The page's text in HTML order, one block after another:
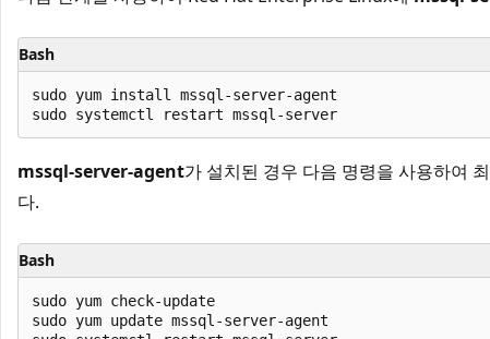
Bash
sudo yum install mssql-server-agent
mssql-server-agent가 설치된 경우 다음 명령을 사용하여
다.
Bash
sudo yum check-update
sudo yum update mssql-server-agent